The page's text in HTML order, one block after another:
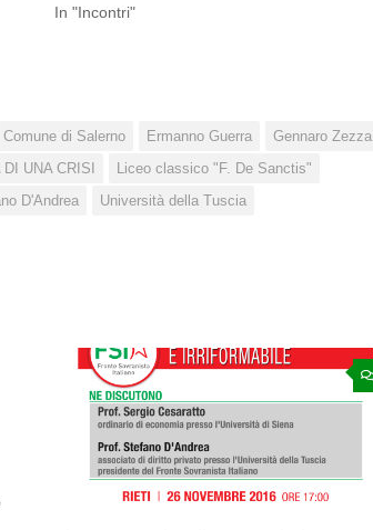
In "Incontri"
Comune di Salerno Ermanno Guerra
Gennaro Zezza
UNA CRISI
Liceo classico "F. De Sanctis"
D'Andrea
Università della Tuscia